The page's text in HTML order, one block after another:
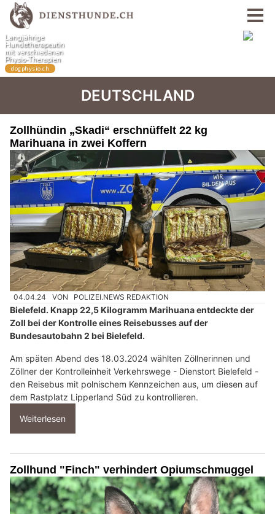
DEUTSCHLAND
Zollhündin „Skadi“ erschnüffelt 22 kg
Marihuana in zwei Koffern
04.04.24 VON POLIZEI.NEWS REDAKTION
Bielefeld. Knapp 22,5 Kilogramm Marihuana entdeckte der
Zoll bei der Kontrolle eines Reisebusses auf der
Bundesautobahn 2 bei Bielefeld.
Am späten Abend des 18.03.2024 wählten Zöllnerinnen und
Zöllner der Kontrolleinheit Verkehrswege - Dienstort Bielefeld -
den Reisebus mit polnischem Kennzeichen aus, um diesen auf
dem Rastplatz Lipperland Süd zu kontrollieren.
Weiterlesen
Zollhund "Finch" verhindert Opiumschmuggel